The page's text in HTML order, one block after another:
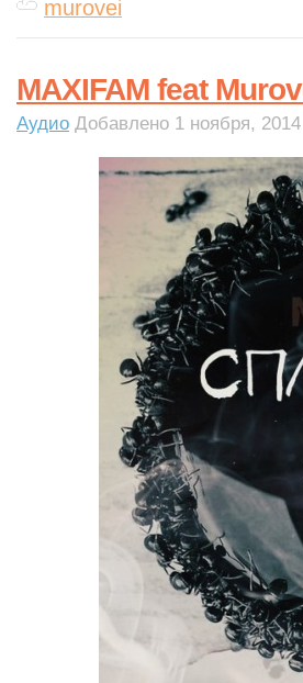
murovei
MAXIFAM feat
Аудио Добавлено 1 ноября,